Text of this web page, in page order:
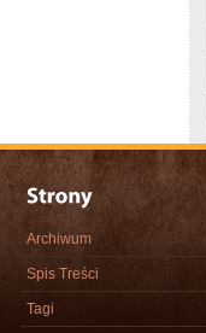
Archiwum
Spis Treści
Tagi